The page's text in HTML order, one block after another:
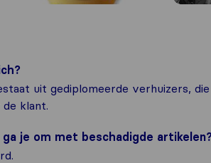
uit gediplomeerde verhuizers,
klant.
je om met beschadigde artikelen?